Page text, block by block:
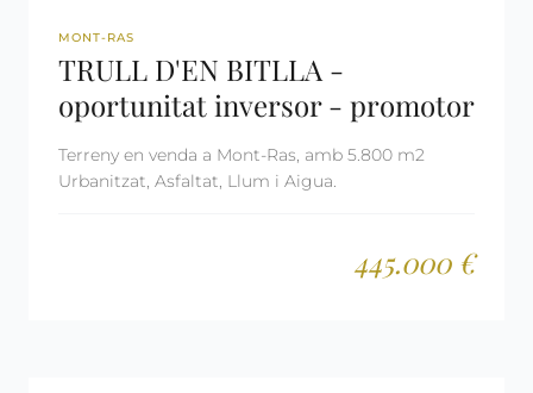
REF: 1110
MONT-RAS
TRULL D'EN BITLLA -
oportunitat inversor - promotor
Terreny en venda a Mont-Ras, amb 5.800 m2
Urbanitzat, Asfaltat, Llum i Aigua.
445.000 €